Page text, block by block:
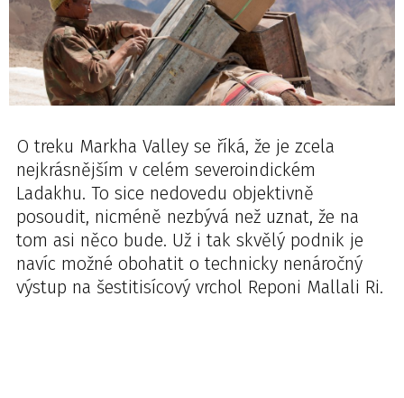
O treku Markha Valley se říká, že je zcela
nejkrásnějším v celém severoindickém
Ladakhu. To sice nedovedu objektivně
posoudit, nicméně nezbývá než uznat, že na
tom asi něco bude. Už i tak skvělý podnik je
navíc možné obohatit o technicky nenáročný
výstup na šestitisícový vrchol Reponi Mallali Ri.